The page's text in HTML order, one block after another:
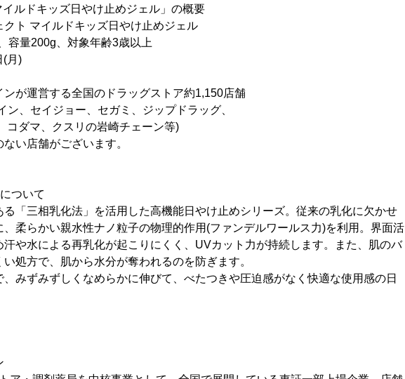
ルドキッズ日やけ止めジェル」の概要
ト マイルドキッズ日やけ止めジェル
容量200g、対象年齢3歳以上
月)
が運営する全国のドラッグストア約1,150店舗
イジョー、セガミ、ジップドラッグ、
、クスリの岩崎チェーン等)
舗がございます。
ついて
「三相乳化法」を活用した高機能日やけ止めシリーズ。従来の乳化に欠かせ
柔らかい親水性ナノ粒子の物理的作用(ファンデルワールス力)を利用。界面活
や水による再乳化が起こりにくく、UVカット力が持続します。また、肌のバ
処方で、肌から水分が奪われるのを防ぎます。
みずみずしくなめらかに伸びて、べたつきや圧迫感がなく快適な使用感の日